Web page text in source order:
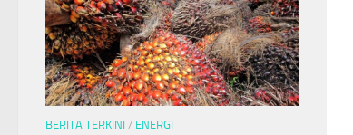
BERITA TERKINI / ENERGI